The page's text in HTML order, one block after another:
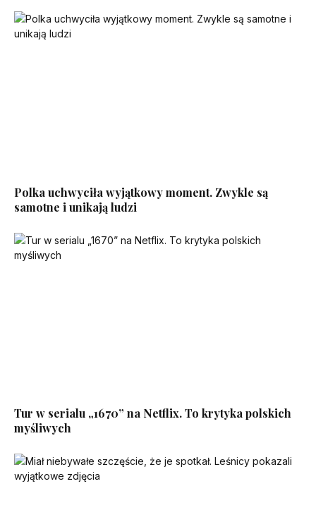
Polka uchwyciła wyjątkowy moment. Zwykle są
samotne i unikają ludzi
Tur w serialu „1670” na Netflix. To krytyka polskich
myśliwych